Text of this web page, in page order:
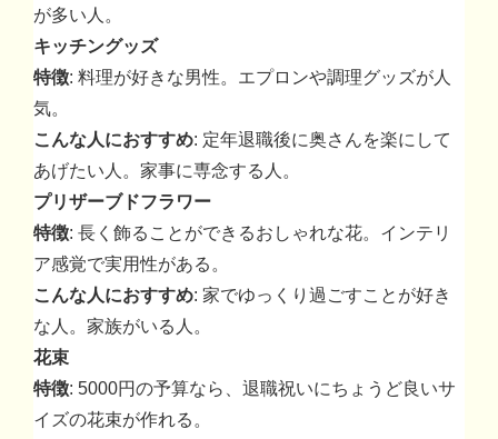
が多い人。
キッチングッズ
特徴: 料理が好きな男性。エプロンや調理グッズが人
気。
こんな人におすすめ: 定年退職後に奥さんを楽にして
あげたい人。家事に専念する人。
プリザーブドフラワー
特徴: 長く飾ることができるおしゃれな花。インテリ
ア感覚で実用性がある。
こんな人におすすめ: 家でゆっくり過ごすことが好き
な人。家族がいる人。
花束
特徴: 5000円の予算なら、退職祝いにちょうど良いサ
イズの花束が作れる。